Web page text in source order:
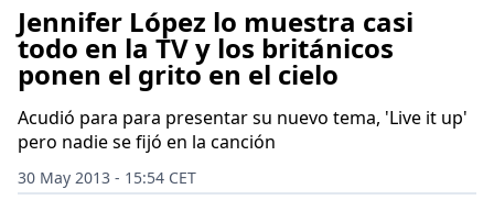
Jennifer López lo muestra casi
todo en la TV y los británicos
ponen el grito en el cielo
Acudió para para presentar su nuevo tema, 'Live it up'
pero nadie se fijó en la canción
30 May 2013 - 15:54 CET